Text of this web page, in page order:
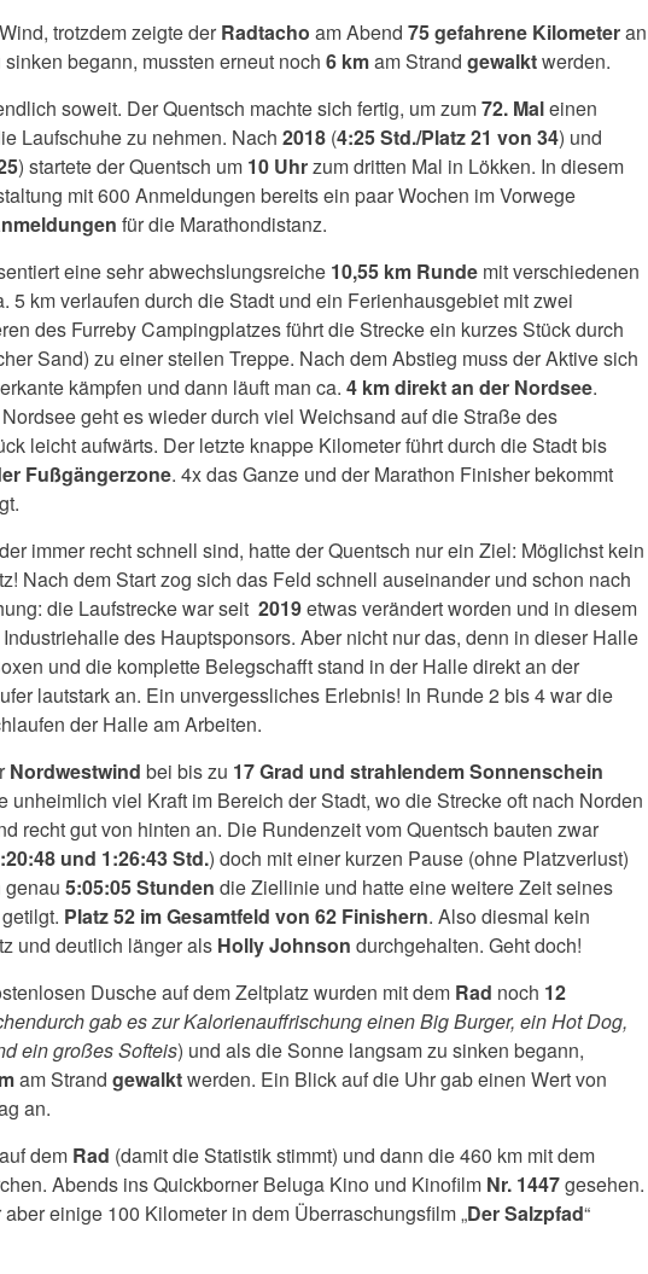
trotzdem zeigte derRadtacho am Abend 75 gefahrene Kilometeran
begann, mussten erneut noch 6 kmam Strand gewalktwerden.
soweit. Der Quentsch machte sich fertig, um zum72. Maleinen
Laufschuhe zu nehmen. Nach 2018 (4:25 Std./Platz 21 von 34) und
) startete der Quentsch um 10 Uhrzum dritten Mal in Lökken. In diesem
mit 600 Anmeldungen bereits ein paar Wochen im Vorwege
für die Marathondistanz.
eine sehr abwechslungsreiche 10,55 km Runde mit verschiedenen
5 km verlaufen durch die Stadt und ein Ferienhausgebiet mit zwei
des Furreby Campingplatzes führt die Strecke ein kurzes Stück durch
Sand) zu einer steilen Treppe. Nach dem Abstieg muss der Aktive sich
kämpfen und dann läuft man ca. 4 km direkt an der Nordsee.
geht es wieder durch viel Weichsand auf die Straße des
leicht aufwärts. Der letzte knappe Kilometer führt durch die Stadt bis
Fußgängerzone. 4x das Ganze und der Marathon Finisher bekommt
immer recht schnell sind, hatte der Quentsch nur ein Ziel: Möglichst kein
Nach dem Start zog sich das Feld schnell auseinander und schon nach
die Laufstrecke war seit 2019etwas verändert worden und in diesem
des Hauptsponsors. Aber nicht nur das, denn in dieser Halle
und die komplette Belegschafft stand in der Halle direkt an der
lautstark an. Ein unvergessliches Erlebnis! In Runde 2 bis 4 war die
der Halle am Arbeiten.
Nordwestwind bei bis zu 17 Grad und strahlendem Sonnenschein
unheimlich viel Kraft im Bereich der Stadt, wo die Strecke oft nach Norden
recht gut von hinten an. Die Rundenzeit vom Quentsch bauten zwar
und 1:26:43 Std.) doch mit einer kurzen Pause (ohne Platzverlust)
genau 5:05:05 Stunden die Ziellinie und hatte eine weitere Zeit seines
getilgt. Platz 52 im Gesamtfeld von 62 Finishern. Also diesmal kein
und deutlich länger als Holly Johnson durchgehalten. Geht doch!
Dusche auf dem Zeltplatz wurden mit dem Rad noch 12
gab es zur Kalorienauffrischung einen Big Burger, ein Hot Dog,
ein großes Softeis) und als die Sonne langsam zu sinken begann,
am Strand gewalktwerden. Ein Blick auf die Uhr gab einen Wert von
an.
auf dem Rad (damit die Statistik stimmt) und dann die 460 km mit dem
Abends ins Quickborner Beluga Kino und Kinofilm Nr. 1447gesehen.
einige 100 Kilometer in dem Überraschungsfilm „Der Salzpfad“